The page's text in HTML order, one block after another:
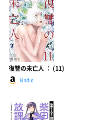
復讐の未亡人 ： (11)
kindle